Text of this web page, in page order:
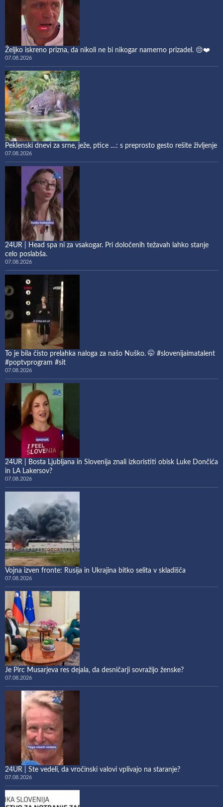
Željko iskreno prizna, da nikoli ne bi nikogar namerno prizadel. 😔❤️
07.08.2026
Peklenski dnevi za srne, ježe, ptice …: s preprosto gesto rešite življenje
07.08.2026
24UR | Head spa ni za vsakogar. Pri določenih težavah lahko stanje
celo poslabša.
07.08.2026
To je bila čisto prelahka naloga za našo Nuško. 🤭 #slovenijaimatalent
#poptvprogram #sit
07.08.2026
24UR | Bosta Ljubljana in Slovenija znali izkoristiti obisk Luke Dončića
in LA Lakersov?
07.08.2026
Vojna izven fronte: Rusija in Ukrajina bitko selita v skladišča
07.08.2026
Je Pirc Musarjeva res dejala, da desničarji sovražijo ženske?
07.08.2026
24UR | Ste vedeli, da vročinski valovi vplivajo na staranje?
07.08.2026